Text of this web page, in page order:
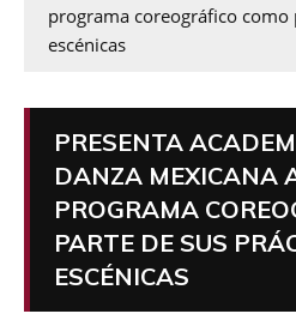
programa coreográfico como
escénicas
PRESENTA
DANZA MEXICANA
PROGRAMA
PARTE DE SUS
ESCÉNICAS